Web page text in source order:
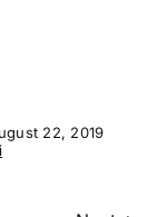
22, 2019